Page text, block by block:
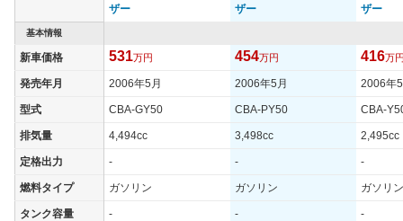
(後)
燃費
WLTCモード - - -
WLTCモード(市
- - -
外)
- - -
WLTCモード(高
速道路)
ザー
ザー
ザー
基本情報
新車価格 531万円 454万円 416万
発売年月 2006年5月 2006年5月 2006年
型式 CBA-GY50 CBA-PY50 CBA-
排気量 4,494cc 3,498cc 2,495cc
定格出力 - - -
燃料タイプ ガソリン ガソリン ガソリン
タンク容量 - - -